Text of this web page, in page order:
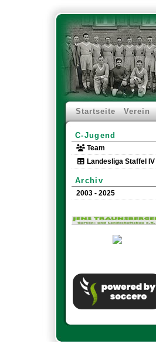
Startseite Verein
C-Jugend
Team
Landesliga Staffel IV
Archiv
2003 - 2025